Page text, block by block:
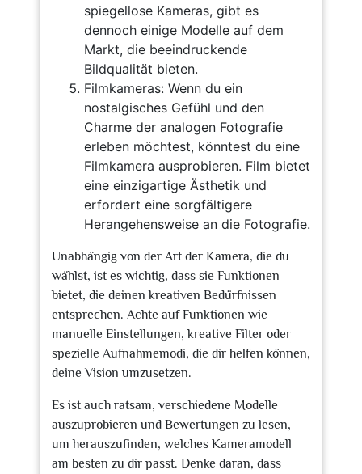
spiegellose Kameras, gibt es
dennoch einige Modelle auf dem
Markt, die beeindruckende
Bildqualität bieten.
Filmkameras: Wenn du ein
nostalgisches Gefühl und den
Charme der analogen Fotografie
erleben möchtest, könntest du eine
Filmkamera ausprobieren. Film bietet
eine einzigartige Ästhetik und
erfordert eine sorgfältigere
Herangehensweise an die Fotografie.
Unabhängig von der Art der Kamera, die du
wählst, ist es wichtig, dass sie Funktionen
bietet, die deinen kreativen Bedürfnissen
entsprechen. Achte auf Funktionen wie
manuelle Einstellungen, kreative Filter oder
spezielle Aufnahmemodi, die dir helfen können,
deine Vision umzusetzen.
Es ist auch ratsam, verschiedene Modelle
auszuprobieren und Bewertungen zu lesen,
um herauszufinden, welches Kameramodell
am besten zu dir passt. Denke daran, dass